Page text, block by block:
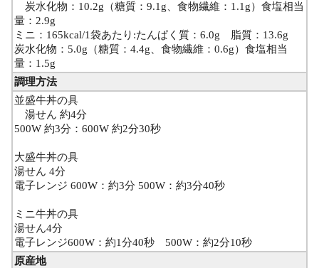
炭水化物：10.2g（糖質：9.1g、食物繊維：1.1g）食塩相当
量：2.9g
ミニ：165kcal/1袋あたり:たんぱく質：6.0g 脂質：13.6g
炭水化物：5.0g（糖質：4.4g、食物繊維：0.6g）食塩相当
量：1.5g
調理方法
並盛牛丼の具
湯せん 約4分
500W 約3分：600W 約2分30秒
大盛牛丼の具
湯せん 4分
電子レンジ 600W：約3分 500W：約3分40秒
ミニ牛丼の具
湯せん4分
電子レンジ600W：約1分40秒 500W：約2分10秒
原産地